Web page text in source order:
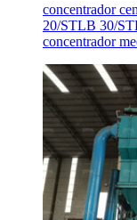
concentrador
20/STLB 30/
concentrador